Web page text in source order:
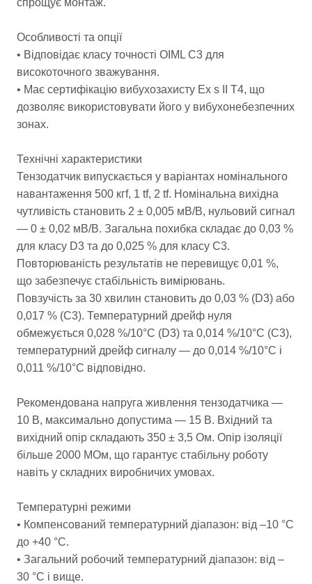
спрощує монтаж.
Особливості та опції
• Відповідає класу точності OIML C3 для
високоточного зважування.
• Має сертифікацію вибухозахисту Ex s II T4, що
дозволяє використовувати його у вибухонебезпечних
зонах.
Технічні характеристики
Тензодатчик випускається у варіантах номінального
навантаження 500 кгf, 1 tf, 2 tf. Номінальна вихідна
чутливість становить 2 ± 0,005 мВ/В, нульовий сигнал
— 0 ± 0,02 мВ/В. Загальна похибка складає до 0,03 %
для класу D3 та до 0,025 % для класу C3.
Повторюваність результатів не перевищує 0,01 %,
що забезпечує стабільність вимірювань.
Повзучість за 30 хвилин становить до 0,03 % (D3) або
0,017 % (C3). Температурний дрейф нуля
обмежується 0,028 %/10°C (D3) та 0,014 %/10°C (C3),
температурний дрейф сигналу — до 0,014 %/10°C і
0,011 %/10°C відповідно.
Рекомендована напруга живлення тензодатчика —
10 В, максимально допустима — 15 В. Вхідний та
вихідний опір складають 350 ± 3,5 Ом. Опір ізоляції
більше 2000 МОм, що гарантує стабільну роботу
навіть у складних виробничих умовах.
Температурні режими
• Компенсований температурний діапазон: від –10 °C
до +40 °C.
• Загальний робочий температурний діапазон: від –
30 °C і вище.